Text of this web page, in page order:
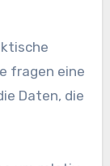
fragen eine
Daten, die